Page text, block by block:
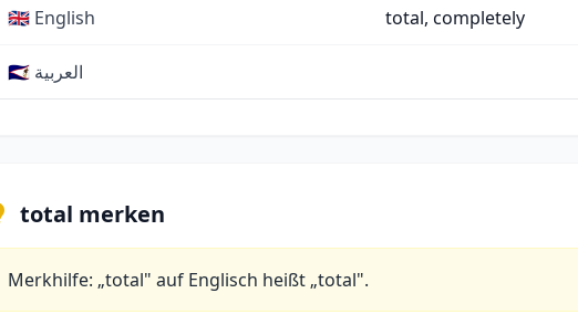
🇬🇧 English total, completely
🇸🇦 العربية
total merken
Merkhilfe: „total" auf Englisch heißt „total".